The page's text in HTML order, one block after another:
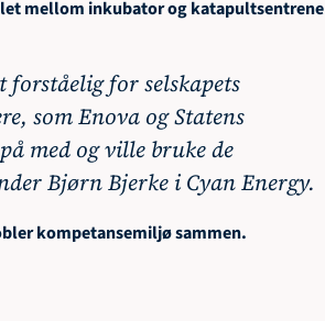
mellom inkubator og katapultsentrene
forståelig for selskapets
som Enova og Statens
med og ville bruke de
Bjørn Bjerke i Cyan Energy.
kompetansemiljø sammen.